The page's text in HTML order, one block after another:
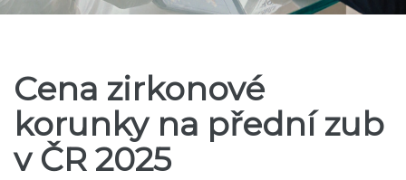
Cena zirkonové
korunky na přední zub
v ČR 2025